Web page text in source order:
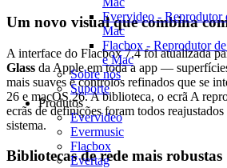
Evervideo - Reprodutor
Mac
Flacbox - Reprodutor
e Mac
Sobre nós
Suporte
Produtos
Evervideo
Evermusic
Flacbox
Evertag
Um novo visual que combina
A interface do Flacbox 7.4 foi atualizada
Glass da Apple em toda a app —
mais suaves e controlos refinados que se
26 e macOS 26. A biblioteca, o ecrã A
ecrãs de definições foram todos
sistema.
Bibliotecas de rede mais robustas